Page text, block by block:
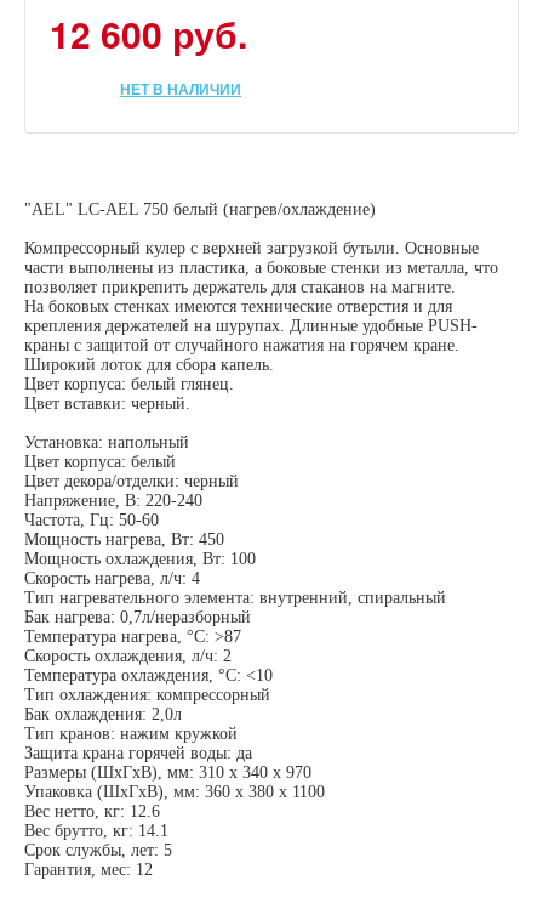
12 600 руб.
НЕТ В НАЛИЧИИ
"AEL" LС-AEL 750 белый (нагрев/охлаждение)
Компрессорный кулер с верхней загрузкой бутыли. Основные
части выполнены из пластика, а боковые стенки из металла, что
позволяет прикрепить держатель для стаканов на магните.
На боковых стенках имеются технические отверстия и для
крепления держателей на шурупах. Длинные удобные PUSH-
краны с защитой от случайного нажатия на горячем кране.
Широкий лоток для сбора капель.
Цвет корпуса: белый глянец.
Цвет вставки: черный.
Установка: напольный
Цвет корпуса: белый
Цвет декора/отделки: черный
Напряжение, В: 220-240
Частота, Гц: 50-60
Мощность нагрева, Вт: 450
Мощность охлаждения, Вт: 100
Скорость нагрева, л/ч: 4
Тип нагревательного элемента: внутренний, спиральный
Бак нагрева: 0,7л/неразборный
Температура нагрева, °С: >87
Скорость охлаждения, л/ч: 2
Температура охлаждения, °С: <10
Тип охлаждения: компрессорный
Бак охлаждения: 2,0л
Тип кранов: нажим кружкой
Защита крана горячей воды: да
Размеры (ШхГхВ), мм: 310 х 340 х 970
Упаковка (ШхГхВ), мм: 360 х 380 х 1100
Вес нетто, кг: 12.6
Вес брутто, кг: 14.1
Срок службы, лет: 5
Гарантия, мес: 12